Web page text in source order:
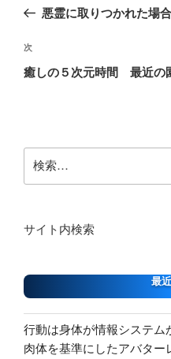
ビ
ゲ
ン
の
稿
悪霊に取りつかれた場
次
の
次
癒しの５次元時間 最近の
索:
サイト内検索
最
行動は身体が情報システム
肉体を基準にしたアバタ